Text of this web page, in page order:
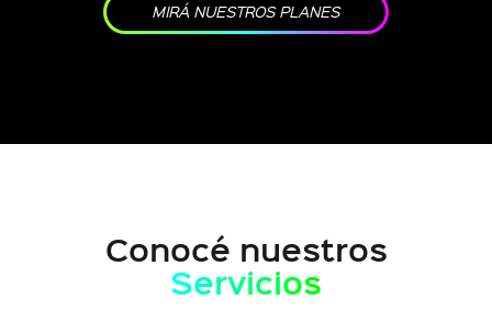
MIRÁ NUESTROS PLANES
Conocé nuestros
Servicios